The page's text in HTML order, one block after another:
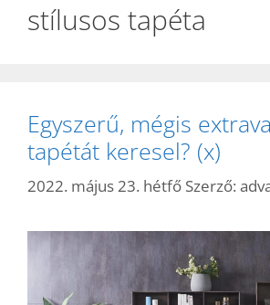
stílusos tapéta
Egyszerű, mégis
tapétát keresel? (x)
2022. május 23. hétfő Szerző: